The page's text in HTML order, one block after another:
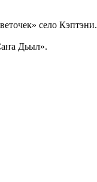
село Кэптэни.
Дьыл».